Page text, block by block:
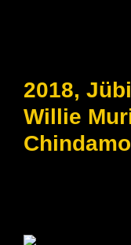
2018,
Willie